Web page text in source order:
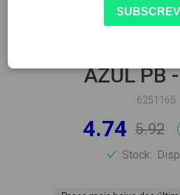
ELGYDIUM
ESCOVILHÃO
AZUL PB
6251165
4.74 5.92
Stock: